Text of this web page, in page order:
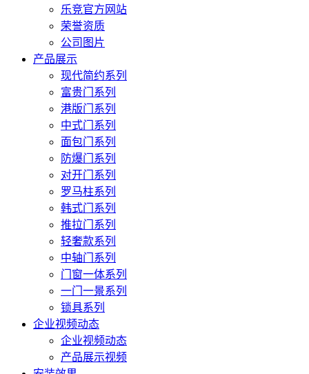
乐竞官方网站
荣誉资质
公司图片
产品展示
现代简约系列
富贵门系列
港版门系列
中式门系列
面包门系列
防爆门系列
对开门系列
罗马柱系列
韩式门系列
推拉门系列
轻奢款系列
中轴门系列
门窗一体系列
一门一景系列
锁具系列
企业视频动态
企业视频动态
产品展示视频